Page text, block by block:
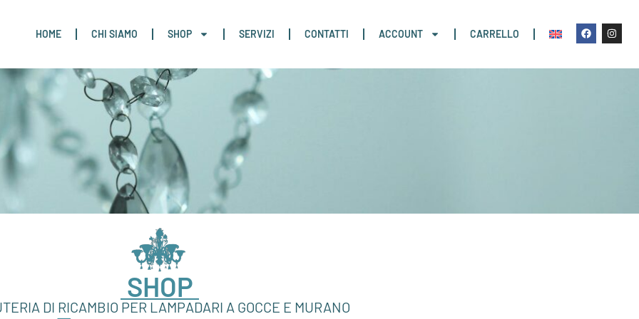
HOME CHI SIAMO SHOP SERVIZI CONTATTI ACCOUNT CARRELLO
SHOP
DI RICAMBIO PER LAMPADARI A GOCCE E MURANO